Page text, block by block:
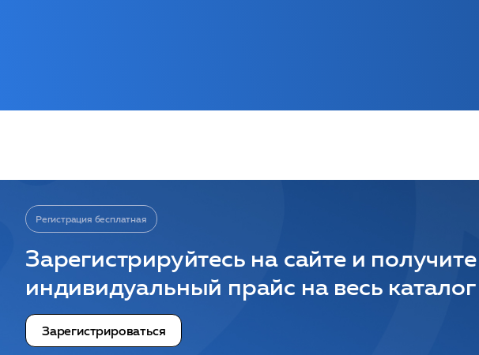
Регистрация бесплатная
Зарегистрируйтесь на сайте и получите
индивидуальный прайс на весь каталог
Зарегистрироваться